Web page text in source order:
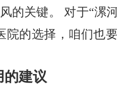
的关键。 对于“漯
院的选择，咱们也
的建议